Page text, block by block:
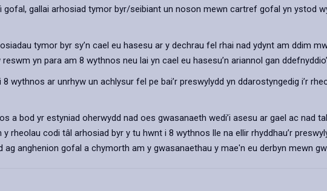
gallai arhosiad tymor byr/seibiant un noson mewn cartref gofal yn ystod
tymor byr sy’n cael eu hasesu ar y dechrau fel rhai nad ydynt am ddim
yn para am 8 wythnos neu lai yn cael eu hasesu’n ariannol gan
wythnos ar unrhyw un achlysur fel pe bai’r preswylydd yn ddarostyngedig i’r
a bod yr estyniad oherwydd nad oes gwasanaeth wedi’i asesu ar gael ac nad
rheolau codi tâl arhosiad byr y tu hwnt i 8 wythnos lle na ellir rhyddhau’r
anghenion gofal a chymorth am y gwasanaethau y mae'n eu derbyn mewn